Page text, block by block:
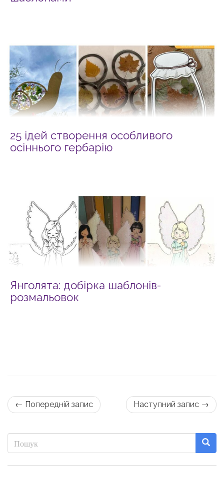
25 ідей створення особливого
осіннього гербарію
Янголята: добірка шаблонів-
розмальовок
← Попередній запис Наступний запис →